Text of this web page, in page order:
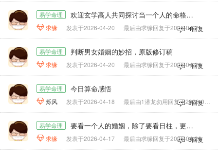
易学命理 欢迎玄学高人共同探讨当一个人的命格中日主夫妻工出现复吟时，会出现哪些问题，在什么情况下可以破解？
求缘 发表于2026-04-20 最后由求缘回复于2026-04-21
4回复
易学命理 判断男女婚姻的妙招，原版修订稿
求缘 发表于2026-04-20 最后由求缘回复于2026-04-26
1回复
易学命理 今日算命感悟
烁风 发表于2026-04-18 最后由1潜龙勿用回复于2026-04-18
3回复
易学命理 要看一个人的婚姻，除了要看日柱，更要看日柱。
求缘 发表于2026-04-17 最后由求缘回复于2026-04-26
3回复